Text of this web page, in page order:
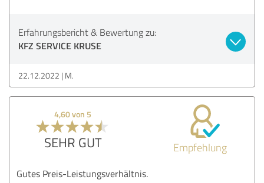
Erfahrungsbericht & Bewertung zu:
KFZ SERVICE KRUSE
22.12.2022 M.
4,60 von 5
SEHR GUT Empfehlung
Gutes Preis-Leistungsverhältnis.